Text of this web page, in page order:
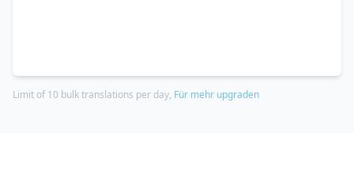
Limit of 10 bulk translations per day, Für mehr upgraden